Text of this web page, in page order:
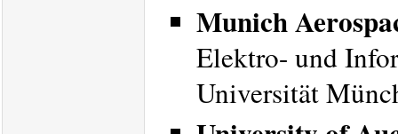
Munich
Elektro- und
Universität